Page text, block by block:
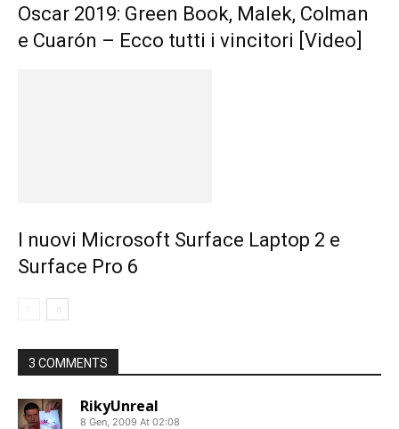
Oscar 2019: Green Book, Malek, Colman
e Cuarón – Ecco tutti i vincitori [Video]
I nuovi Microsoft Surface Laptop 2 e
Surface Pro 6
3 COMMENTS
RikyUnreal
8 Gen, 2009 At 02:08